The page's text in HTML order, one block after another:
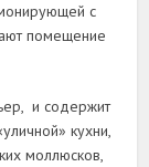
с
помещение
и содержит
кухни,
моллюсков,